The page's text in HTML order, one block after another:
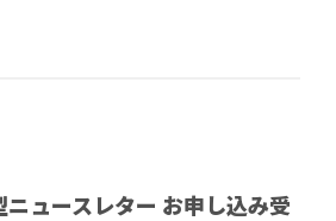
ニュースレター お申し込み受